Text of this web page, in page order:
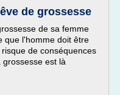
de grossesse
de sa femme
que l'homme doit être
de conséquences
est là